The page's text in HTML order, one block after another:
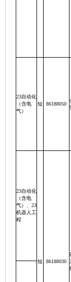
23自动化
（含电
气）
短 86188050
23自动化
（含电
气）、23
机器人工
程
短 86188030